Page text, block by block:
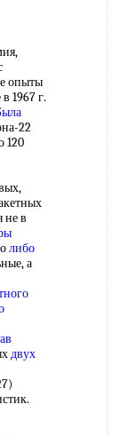
опыты
1967 г.
22
120
не в
либо
а
двух